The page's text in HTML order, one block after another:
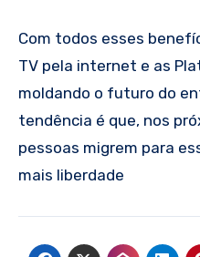
Com todos esses
TV pela internet e as
moldando o futuro do
tendência é que, nos
pessoas migrem para
mais liberdade